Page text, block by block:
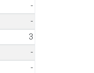
-
-
3
-
-